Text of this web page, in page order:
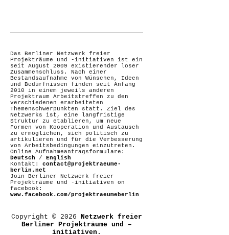
Das Berliner Netzwerk freier
Projekträume und -initiativen ist ein
seit August 2009 existierender loser
Zusammenschluss. Nach einer
Bestandsaufnahme von Wünschen, Ideen
und Bedürfnissen finden seit Anfang
2010 in einem jeweils anderen
Projektraum Arbeitstreffen zu den
verschiedenen erarbeiteten
Themenschwerpunkten statt. Ziel des
Netzwerks ist, eine langfristige
Struktur zu etablieren, um neue
Formen von Kooperation und Austausch
zu ermöglichen, sich politisch zu
artikulieren und für die Verbesserung
von Arbeitsbedingungen einzutreten.
Online Aufnahmeantragsformulare:
Deutsch / English
Kontakt: contact@projektraeume-
berlin.net
Join Berliner Netzwerk freier
Projekträume und -initiativen on
facebook:
www.facebook.com/projektraeumeberlin
Copyright © 2026 Netzwerk freier
Berliner Projekträume und –
initiativen.